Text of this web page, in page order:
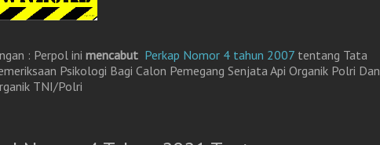
: Perpol ini mencabut Perkap Nomor 4 tahun 2007 tentang Tata
Psikologi Bagi Calon Pemegang Senjata Api Organik Polri Dan
TNI/Polri